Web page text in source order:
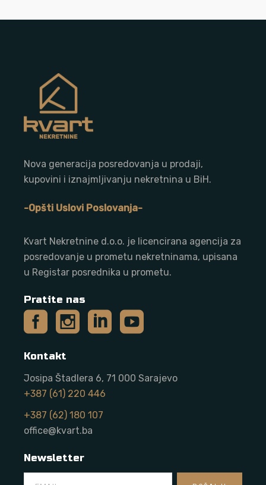
Nova generacija posredovanja u prodaji,
kupovini i iznajmljivanju nekretnina u BiH.
-Opšti Uslovi Poslovanja-
Kvart Nekretnine d.o.o. je licencirana agencija za
posredovanje u prometu nekretninama, upisana
u Registar posrednika u prometu.
Pratite nas
Kontakt
Josipa Štadlera 6, 71 000 Sarajevo
+387 (61) 220 446
+387 (62) 180 107
office@kvart.ba
Newsletter